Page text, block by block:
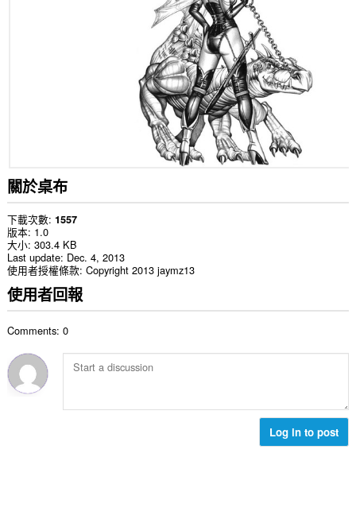
關於桌布
下載次數 1557
版本 1.0
大小 303.4 KB
Last update Dec. 4, 2013
使用者授權條款 Copyright 2013 jaymz13
使用者回報
Comments: 0
Log in to post